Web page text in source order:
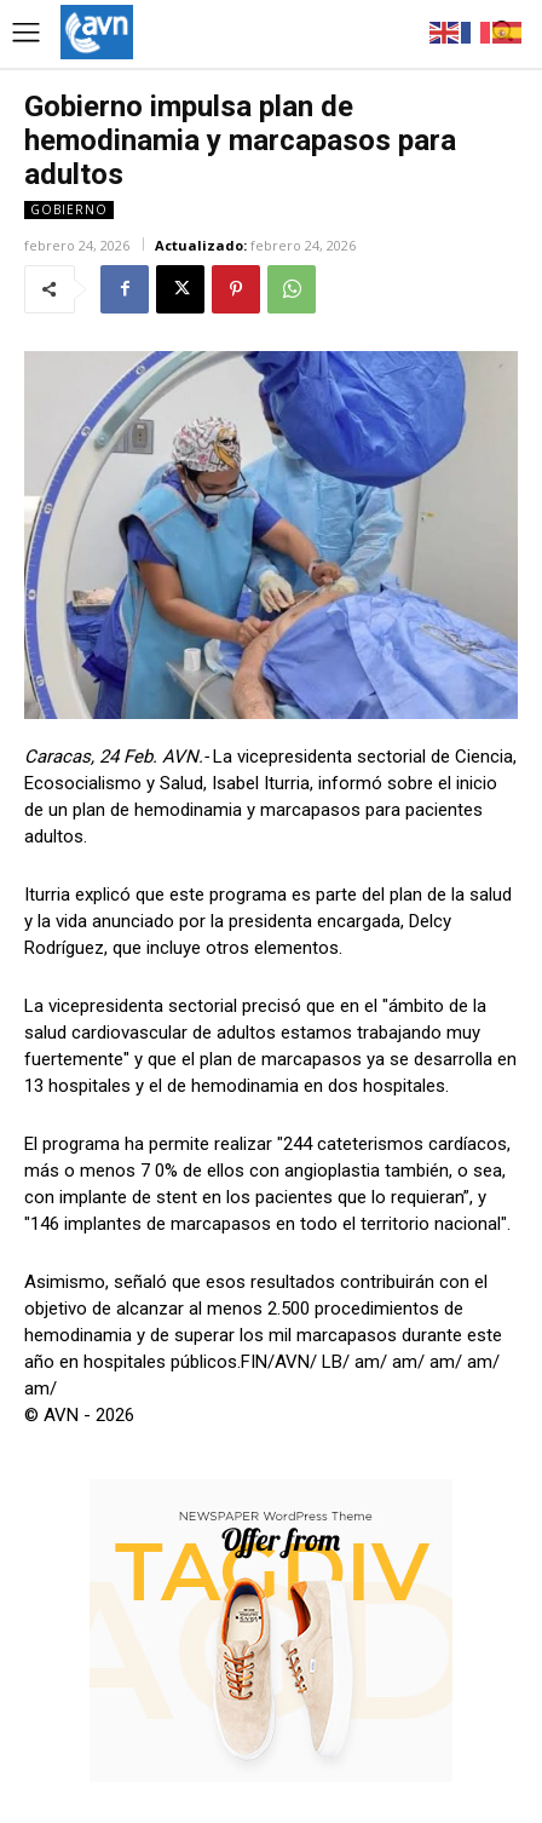
Gobierno impulsa plan de
hemodinamia y marcapasos para
adultos
GOBIERNO
febrero 24, 2026 Actualizado: febrero 24, 2026
Caracas, 24 Feb. AVN.-La vicepresidenta sectorial de Ciencia,
Ecosocialismo y Salud, Isabel Iturria, informó sobre el inicio
de un plan de hemodinamia y marcapasos para pacientes
adultos.
Iturria explicó que este programa es parte del plan de la salud
y la vida anunciado por la presidenta encargada, Delcy
Rodríguez, que incluye otros elementos.
La vicepresidenta sectorial precisó que en el "ámbito de la
salud cardiovascular de adultos estamos trabajando muy
fuertemente" y que el plan de marcapasos ya se desarrolla en
13 hospitales y el de hemodinamia en dos hospitales.
El programa ha permite realizar "244 cateterismos cardíacos,
más o menos 7 0% de ellos con angioplastia también, o sea,
con implante de stent en los pacientes que lo requieran”, y
"146 implantes de marcapasos en todo el territorio nacional".
Asimismo, señaló que esos resultados contribuirán con el
objetivo de alcanzar al menos 2.500 procedimientos de
hemodinamia y de superar los mil marcapasos durante este
año en hospitales públicos.FIN/AVN/ LB/ am/ am/ am/ am/
am/
© AVN - 2026